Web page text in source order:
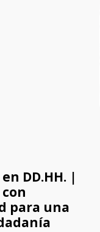
DD.HH. |
para una